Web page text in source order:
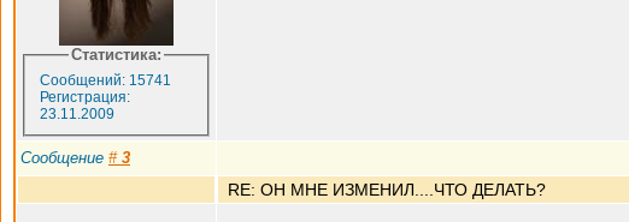
Статистика:
Сообщений: 15741
Регистрация:
23.11.2009
Сообщение # 3
RE: ОН МНЕ ИЗМЕНИЛ....ЧТО ДЕЛАТЬ?